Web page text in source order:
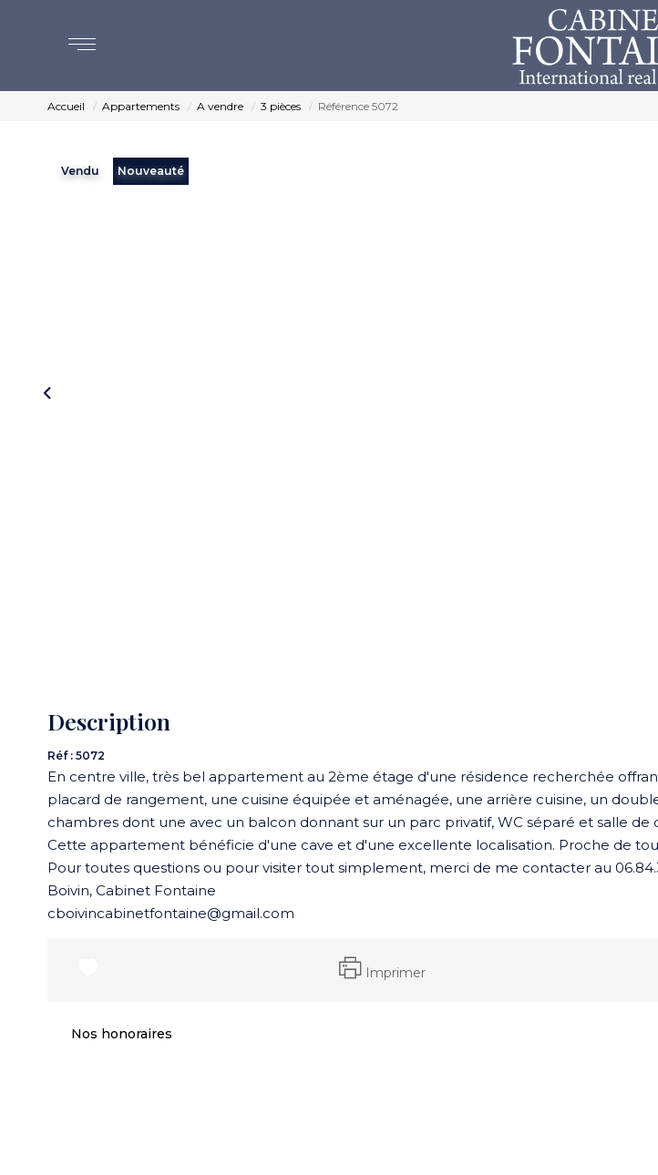
Accueil Appartements A vendre 3 pièces Référence 5072
Vendu Nouveauté
Description
Réf : 5072
En centre ville, très bel appartement au 2ème étage d'une résidence recherchée
placard de rangement, une cuisine équipée et aménagée, une arrière cuisine, un
chambres dont une avec un balcon donnant sur un parc privatif, WC séparé et salle de
Cette appartement bénéficie d'une cave et d'une excellente localisation. Proche de
Pour toutes questions ou pour visiter tout simplement, merci de me contacter au
Boivin, Cabinet Fontaine
cboivincabinetfontaine@gmail.com
Imprimer
Nos honoraires